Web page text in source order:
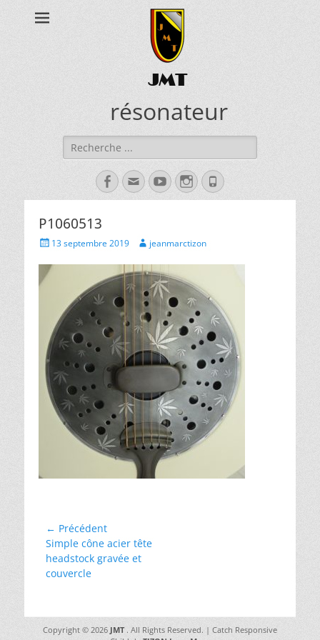
JMT
résonateur
Rechercher :
Facebook
Adresse
de
YouTubeInstagram
Tél
P1060513
Posted13 septembre 2019 Authorjeanmarctizon
Navigation
de
l’article
← Précédent
Article
précédent :
Simple cône acier tête
headstock gravée et
couvercle
Copyright © 2026 JMT . All Rights Reserved. | Catch Responsive